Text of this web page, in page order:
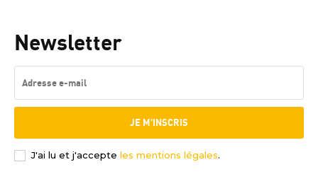
Newsletter
JE M'INSCRIS
J'ai lu et j'accepte les mentions légales.